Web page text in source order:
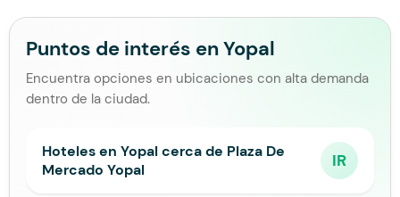
Puntos de interés en Yopal
Encuentra opciones en ubicaciones con alta demanda
dentro de la ciudad.
Hoteles en Yopal cerca de Plaza De
Mercado Yopal
IR